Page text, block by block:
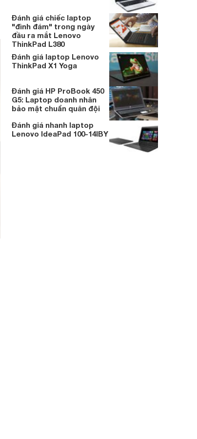
Đánh giá chiếc laptop
"đình đám" trong ngày
đầu ra mắt Lenovo
ThinkPad L380
Đánh giá laptop Lenovo
ThinkPad X1 Yoga
Đánh giá HP ProBook 450
G5: Laptop doanh nhân
bảo mật chuẩn quân đội
Đánh giá nhanh laptop
Lenovo IdeaPad 100-14IBY